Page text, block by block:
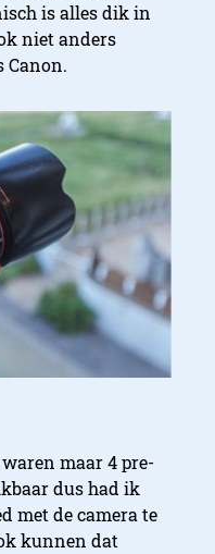
is alles dik in
niet anders
Canon.
maar 4 pre-
dus had ik
met de camera te
kunnen dat